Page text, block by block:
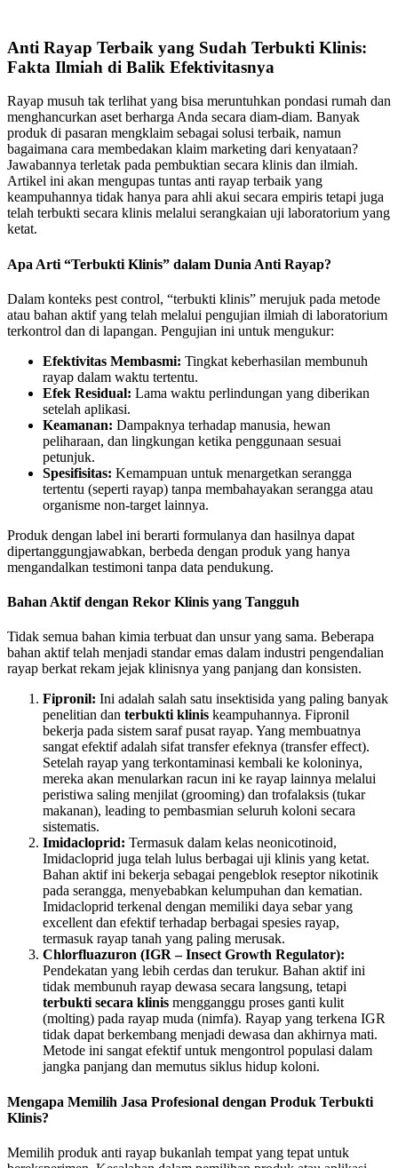
Anti Rayap Terbaik yang Sudah Terbukti Klinis:
Fakta Ilmiah di Balik Efektivitasnya
Rayap musuh tak terlihat yang bisa meruntuhkan pondasi rumah dan
menghancurkan aset berharga Anda secara diam-diam. Banyak
produk di pasaran mengklaim sebagai solusi terbaik, namun
bagaimana cara membedakan klaim marketing dari kenyataan?
Jawabannya terletak pada pembuktian secara klinis dan ilmiah.
Artikel ini akan mengupas tuntas anti rayap terbaik yang
keampuhannya tidak hanya para ahli akui secara empiris tetapi juga
telah terbukti secara klinis melalui serangkaian uji laboratorium yang
ketat.
Apa Arti “Terbukti Klinis” dalam Dunia Anti Rayap?
Dalam konteks pest control, “terbukti klinis” merujuk pada metode
atau bahan aktif yang telah melalui pengujian ilmiah di laboratorium
terkontrol dan di lapangan. Pengujian ini untuk mengukur:
Efektivitas Membasmi: Tingkat keberhasilan membunuh
rayap dalam waktu tertentu.
Efek Residual: Lama waktu perlindungan yang diberikan
setelah aplikasi.
Keamanan: Dampaknya terhadap manusia, hewan
peliharaan, dan lingkungan ketika penggunaan sesuai
petunjuk.
Spesifisitas: Kemampuan untuk menargetkan serangga
tertentu (seperti rayap) tanpa membahayakan serangga atau
organisme non-target lainnya.
Produk dengan label ini berarti formulanya dan hasilnya dapat
dipertanggungjawabkan, berbeda dengan produk yang hanya
mengandalkan testimoni tanpa data pendukung.
Bahan Aktif dengan Rekor Klinis yang Tangguh
Tidak semua bahan kimia terbuat dan unsur yang sama. Beberapa
bahan aktif telah menjadi standar emas dalam industri pengendalian
rayap berkat rekam jejak klinisnya yang panjang dan konsisten.
Fipronil: Ini adalah salah satu insektisida yang paling banyak
penelitian dan terbukti klinis keampuhannya. Fipronil
bekerja pada sistem saraf pusat rayap. Yang membuatnya
sangat efektif adalah sifat transfer efeknya (transfer effect).
Setelah rayap yang terkontaminasi kembali ke koloninya,
mereka akan menularkan racun ini ke rayap lainnya melalui
peristiwa saling menjilat (grooming) dan trofalaksis (tukar
makanan), leading to pembasmian seluruh koloni secara
sistematis.
Imidacloprid: Termasuk dalam kelas neonicotinoid,
Imidacloprid juga telah lulus berbagai uji klinis yang ketat.
Bahan aktif ini bekerja sebagai pengeblok reseptor nikotinik
pada serangga, menyebabkan kelumpuhan dan kematian.
Imidacloprid terkenal dengan memiliki daya sebar yang
excellent dan efektif terhadap berbagai spesies rayap,
termasuk rayap tanah yang paling merusak.
Chlorfluazuron (IGR – Insect Growth Regulator):
Pendekatan yang lebih cerdas dan terukur. Bahan aktif ini
tidak membunuh rayap dewasa secara langsung, tetapi
terbukti secara klinis mengganggu proses ganti kulit
(molting) pada rayap muda (nimfa). Rayap yang terkena IGR
tidak dapat berkembang menjadi dewasa dan akhirnya mati.
Metode ini sangat efektif untuk mengontrol populasi dalam
jangka panjang dan memutus siklus hidup koloni.
Mengapa Memilih Jasa Profesional dengan Produk Terbukti
Klinis?
Memilih produk anti rayap bukanlah tempat yang tepat untuk